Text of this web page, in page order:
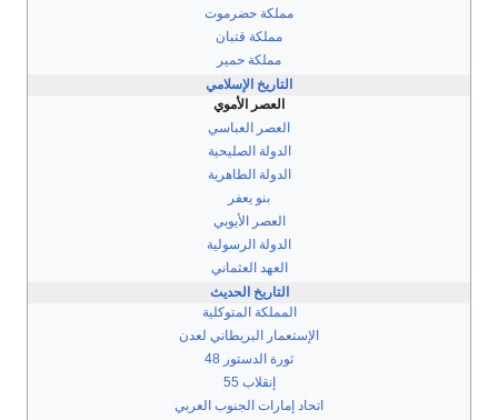
مملكة حضرموت
مملكة قتبان
مملكة حمير
التاريخ الإسلامي
العصر الأموي
العصر العباسي
الدولة الصليحية
الدولة الطاهرية
بنو يعفر
العصر الأيوبي
الدولة الرسولية
العهد العثماني
التاريخ الحديث
المملكة المتوكلية
الإستعمار البريطاني لعدن
ثورة الدستور 48
إنقلاب 55
اتحاد إمارات الجنوب العربي